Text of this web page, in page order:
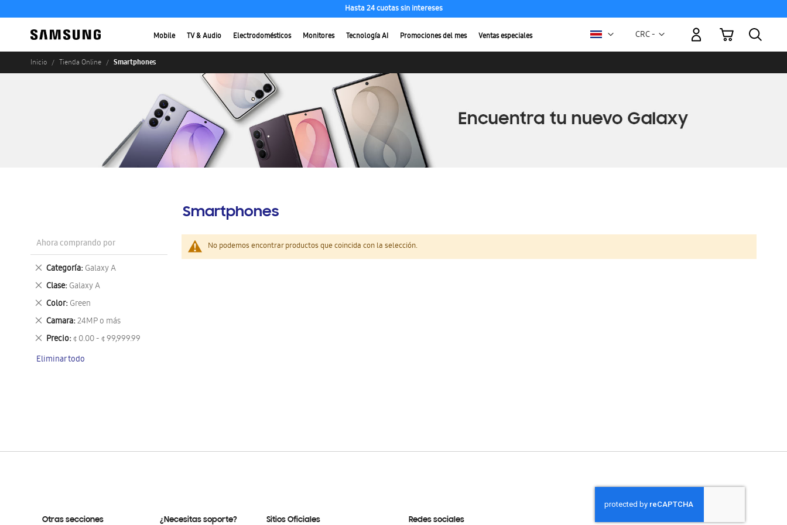
Hasta 24 cuotas sin intereses
Mobile TV & Audio Electrodomésticos Monitores Tecnología AI Promociones del mes Ventas especiales Moneda
CRC -
Mi carrito
Inicio Tienda Online Smartphones
Smartphones
No podemos encontrar productos que coincida con la selección.
Ahora comprando por
Categoría Galaxy A
Eliminar
este
artículo
Clase Galaxy A
Eliminar
este
artículo
Color Green
Eliminar
este
artículo
Camara 24MP o más
Eliminar
este
artículo
Precio ¢ 0.00 - ¢ 99,999.99
Eliminar
artículo
Eliminar todo
Otras secciones ¿Necesitas soporte? Sitios Oficiales Redes sociales